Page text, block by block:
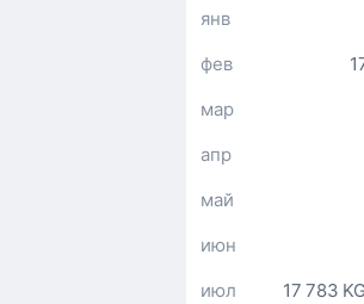
янв
фев
мар
апр
май
июн
17 783
июл